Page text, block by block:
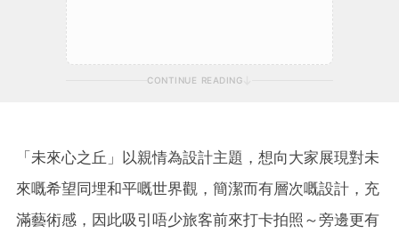
CONTINUE READING
「未來心之丘」以親情為設計主題，想向大家展現對未
來嘅希望同埋和平嘅世界觀，簡潔而有層次嘅設計，充
滿藝術感，因此吸引唔少旅客前來打卡拍照～旁邊更有